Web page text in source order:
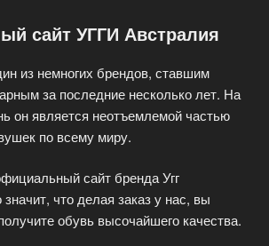
сайт УГГИ Австралия
из немногих брендов, ставшим
за последние несколько лет. На
он является неотъемлемой частью
по всему миру.
сайт бренда Угг
что делая заказ у нас, вы
обувь высочайшего качества.